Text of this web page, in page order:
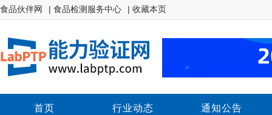
食品伙伴网 | 食品检测服务中心 | 收藏本页
首页 行业动态 通知公告